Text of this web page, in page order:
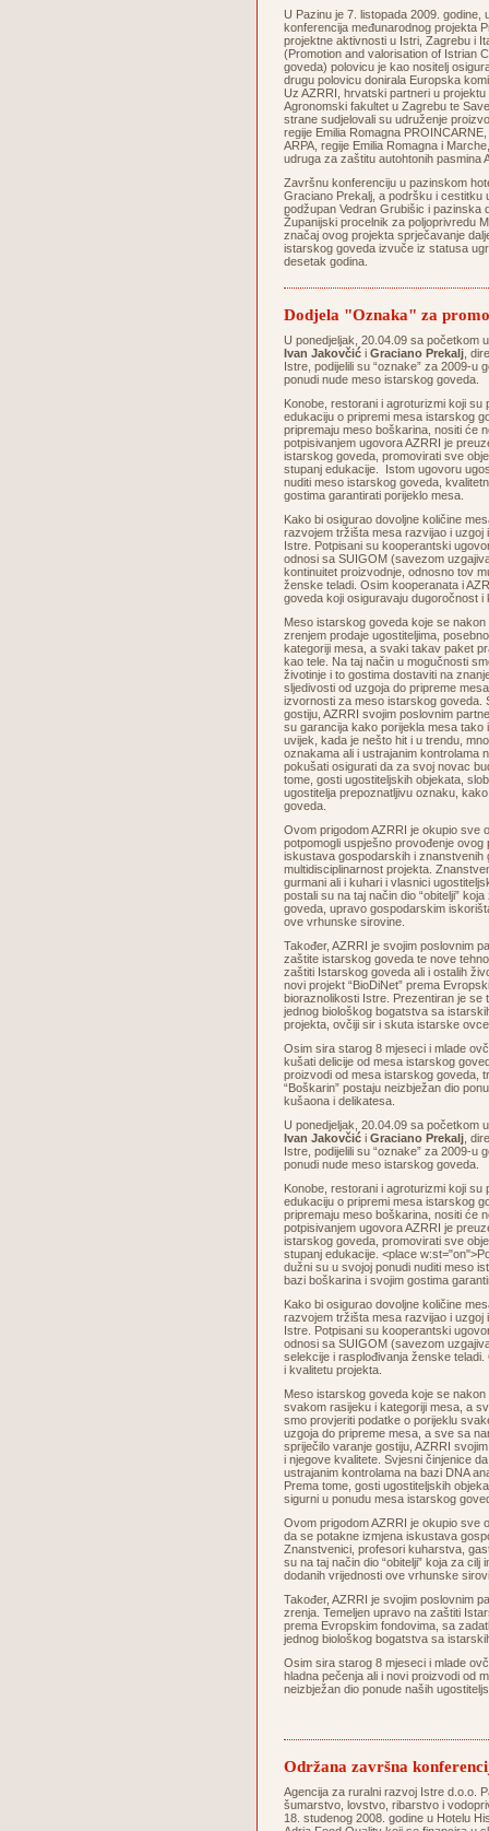
U Pazinu je 7. listopada 2009.
konferencija međunarodnog projekta
projektne aktivnosti u Istri, Zagrebu i
(Promotion and valorisation of Istrian
goveda) polovicu je kao nositelj
drugu polovicu donirala Europska
Uz AZRRI, hrvatski partneri u
Agronomski fakultet u Zagrebu te
strane sudjelovali su udruženje
regije Emilia Romagna
ARPA, regije Emilia Romagna i
udruga za zaštitu autohtonih pasmina
Završnu konferenciju u pazinskom
Graciano Prekalj, a podršku i cestitku
podžupan Vedran Grubišic i pazinska
Županijski procelnik za poljoprivredu
značaj ovog projekta sprječavanje
istarskog goveda izvuče iz statusa
desetak godina.
Dodjela "Oznaka" za
U ponedjeljak, 20.04.09 sa početkom
Ivan Jakovčić i Graciano Prekalj ,
Istre, podijelili su “oznake” za 2009-u
ponudi nude meso istarskog goveda.
Konobe, restorani i agroturizmi koji
edukaciju o pripremi mesa istarskog
pripremaju meso boškarina, nositi će
potpisivanjem ugovora AZRRI je
istarskog goveda, promovirati sve
stupanj edukacije. Istom ugovoru
nuditi meso istarskog goveda,
gostima garantirati porijeklo mesa.
Kako bi osigurao dovoljne količine
razvojem tržišta mesa razvijao i
Istre. Potpisani su kooperantski
odnosi sa SUIGOM (savezom
kontinuitet proizvodnje, odnosno tov
ženske teladi. Osim kooperanata i
goveda koji osiguravaju
Meso istarskog goveda koje se
zrenjem prodaje ugostiteljima,
kategoriji mesa, a svaki takav paket
kao tele. Na taj način u mogučnosti
životinje i to gostima dostaviti na
sljedivosti od uzgoja do pripreme
izvornosti za meso istarskog goveda.
gostiju, AZRRI svojim poslovnim
su garancija kako porijekla mesa tako
uvijek, kada je nešto hit i u trendu,
oznakama ali i ustrajanim kontrolama
pokušati osigurati da za svoj novac
tome, gosti ugostiteljskih objekata,
ugostitelja prepoznatljivu oznaku,
goveda.
Ovom prigodom AZRRI je okupio sve
potpomogli uspješno provođenje
iskustava gospodarskih i znanstvenih
multidisciplinarnost projekta.
gurmani ali i kuhari i vlasnici
postali su na taj način dio “obitelji”
goveda, upravo gospodarskim
ove vrhunske sirovine.
Također, AZRRI je svojim poslovnim
zaštite istarskog goveda te nove
zaštiti Istarskog goveda ali i ostalih
novi projekt “BioDiNet” prema
bioraznolikosti Istre. Prezentiran je
jednog biološkog bogatstva sa
projekta, ovčiji sir i skuta istarske
Osim sira starog 8 mjeseci i mlade
kušati delicije od mesa istarskog
proizvodi od mesa istarskog goveda,
“Boškarin” postaju neizbježan dio
kušaona i delikatesa.
U ponedjeljak, 20.04.09 sa početkom
Ivan Jakovčić i Graciano Prekalj ,
Istre, podijelili su “oznake” za 2009-u
ponudi nude meso istarskog goveda.
Konobe, restorani i agroturizmi koji
edukaciju o pripremi mesa istarskog
pripremaju meso boškarina, nositi će
potpisivanjem ugovora AZRRI je
istarskog goveda, promovirati sve
stupanj edukacije. <place
dužni su u svojoj ponudi nuditi meso
bazi boškarina i svojim gostima
Kako bi osigurao dovoljne količine
razvojem tržišta mesa razvijao i
Istre. Potpisani su kooperantski
odnosi sa SUIGOM (savezom
selekcije i rasplođivanja ženske
i kvalitetu projekta.
Meso istarskog goveda koje se
svakom rasijeku i kategoriji mesa, a
smo provjeriti podatke o porijeklu
uzgoja do pripreme mesa, a sve sa
spriječilo varanje gostiju, AZRRI
i njegove kvalitete. Svjesni činjenice
ustrajanim kontrolama na bazi DNA
Prema tome, gosti ugostiteljskih
sigurni u ponudu mesa
Ovom prigodom AZRRI je okupio sve
da se potakne izmjena iskustava
Znanstvenici, profesori kuharstva,
su na taj način dio “obitelji” koja za
dodanih vrijednosti ove vrhunske
Također, AZRRI je svojim poslovnim
zrenja. Temeljen upravo na zaštiti
prema Evropskim fondovima, sa
jednog biološkog bogatstva sa
Osim sira starog 8 mjeseci i mlade
hladna pečenja ali i novi proizvodi od
neizbježan dio ponude naših
Održana završna
Agencija za ruralni razvoj Istre d.o.o.
šumarstvo, lovstvo, ribarstvo i
18. studenog 2008. godine u Hotelu